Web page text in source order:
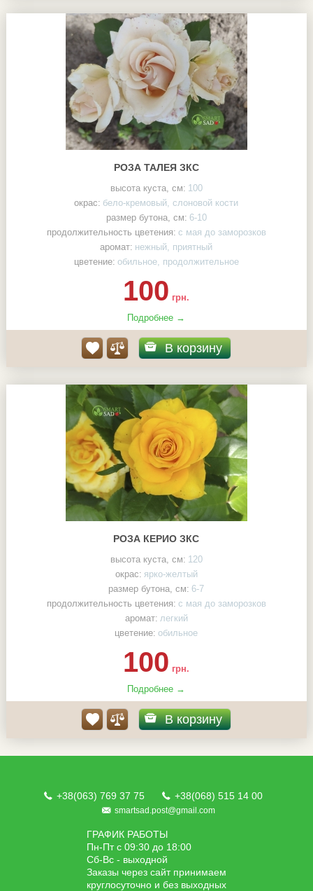
РОЗА ТАЛЕЯ ЗКС
высота куста, см: 100
окрас: бело-кремовый, слоновой кости
размер бутона, см: 6-10
продолжительность цветения: с мая до заморозков
аромат: нежный, приятный
цветение: обильное, продолжительное
100 грн.
Подробнее →
В корзину
РОЗА КЕРИО ЗКС
высота куста, см: 120
окрас: ярко-желтый
размер бутона, см: 6-7
продолжительность цветения: с мая до заморозков
аромат: легкий
цветение: обильное
100 грн.
Подробнее →
В корзину
+38(063) 769 37 75 +38(068) 515 14 00
smartsad.post@gmail.com
ГРАФИК РАБОТЫ
Пн-Пт с 09:30 до 18:00
Сб-Вс - выходной
Заказы через сайт принимаем
круглосуточно и без выходных